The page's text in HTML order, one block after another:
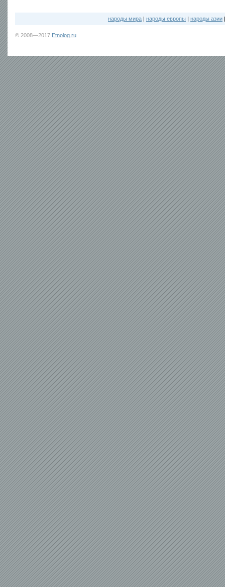
народы мира | народы европы | народы азии
© 2008—2017 Etnolog.ru